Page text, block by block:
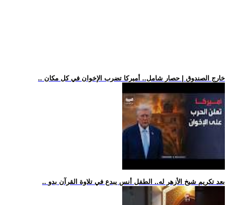
.. خارج الصندوق | حصار شامل.. أميركا تضرب الإخوان في كل مكان
.. بعد تكريم شيخ الأزهر له.. الطفل أنس يبدع في تلاوة القرآن بدو